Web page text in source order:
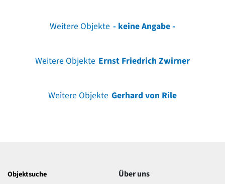
Weitere Objekte - keine Angabe -
Weitere Objekte Ernst Friedrich Zwirner
Weitere Objekte Gerhard von Rile
Objektsuche
Über uns